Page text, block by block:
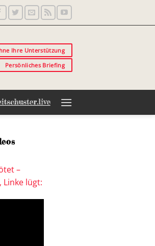
Ihre Unterstützung
Persönliches Briefing
–
Linke lügt: